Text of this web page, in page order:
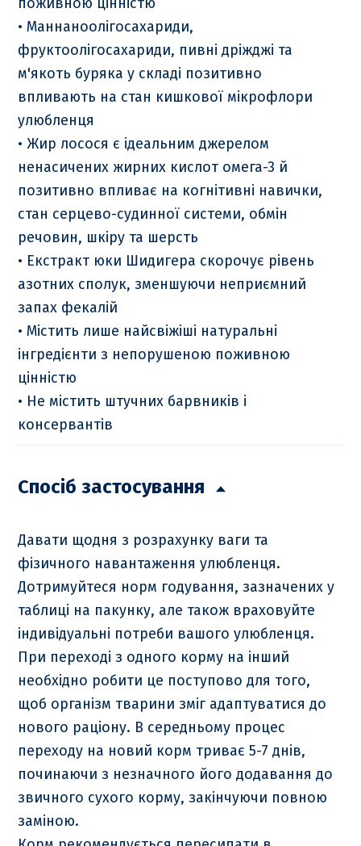
• Маннаноолігосахариди,
фруктоолігосахариди, пивні дріжджі та
м'якоть буряка у складі позитивно
впливають на стан кишкової мікрофлори
улюбленця
• Жир лосося є ідеальним джерелом
ненасичених жирних кислот омега-3 й
позитивно впливає на когнітивні навички,
стан серцево-судинної системи, обмін
речовин, шкіру та шерсть
• Екстракт юки Шидигера скорочує рівень
азотних сполук, зменшуючи неприємний
запах фекалій
• Містить лише найсвіжіші натуральні
інгредієнти з непорушеною поживною
цінністю
• Не містить штучних барвників і
консервантів
Спосіб застосування
Давати щодня з розрахунку ваги та
фізичного навантаження улюбленця.
Дотримуйтеся норм годування, зазначених у
таблиці на пакунку, але також враховуйте
індивідуальні потреби вашого улюбленця.
При переході з одного корму на інший
необхідно робити це поступово для того,
щоб організм тварини зміг адаптуватися до
нового раціону. В середньому процес
переходу на новий корм триває 5-7 днів,
починаючи з незначного його додавання до
звичного сухого корму, закінчуючи повною
заміною.